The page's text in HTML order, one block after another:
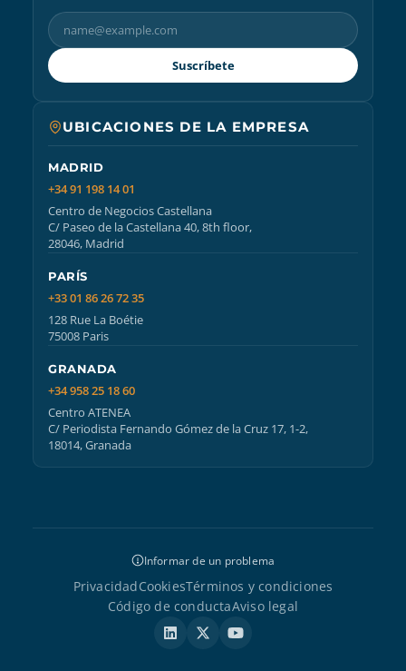
Suscríbete
UBICACIONES DE LA EMPRESA
MADRID
+34 91 198 14 01
Centro de Negocios Castellana
C/ Paseo de la Castellana 40, 8th floor,
28046, Madrid
PARÍS
+33 01 86 26 72 35
128 Rue La Boétie
75008 Paris
GRANADA
+34 958 25 18 60
Centro ATENEA
C/ Periodista Fernando Gómez de la Cruz 17, 1-2,
18014, Granada
Informar de un problema
PrivacidadCookiesTérminos y condiciones
Código de conductaAviso legal